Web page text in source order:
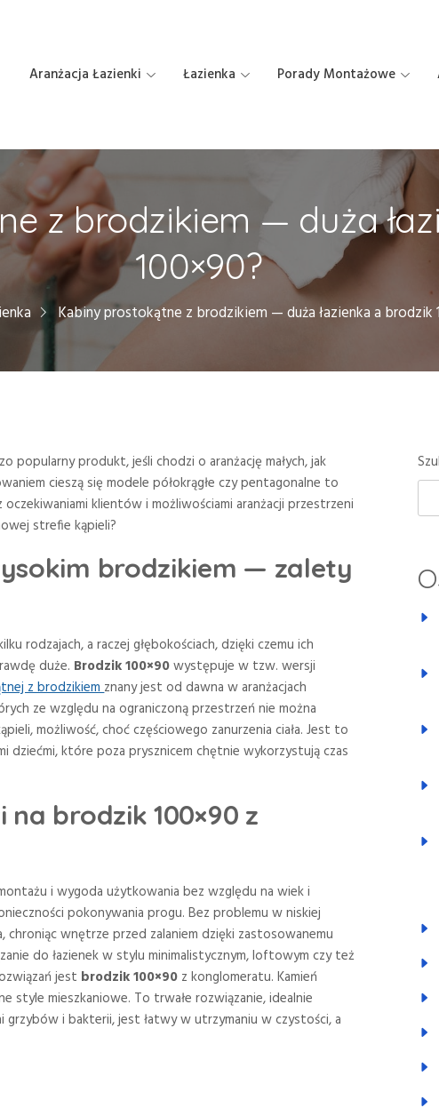
Aranżacja Łazienki Łazienka Porady Montażowe
z brodzikiem — duża
100×90?
Kabiny prostokątne z brodzikiem — duża łazienka a brodzik
popularny produkt, jeśli chodzi o aranżację małych, jak
cieszą się modele półokrągłe czy pentagonalne to
klientów i możliwościami aranżacji przestrzeni
strefie kąpieli?
brodzikiem — zalety
rodzajach, a raczej głębokościach, dzięki czemu ich
duże. Brodzik 100×90występuje w tzw. wersji
z brodzikiemznany jest od dawna w aranżacjach
ze względu na ograniczoną przestrzeń nie można
możliwość, choć częściowego zanurzenia ciała. Jest to
dziećmi, które poza prysznicem chętnie wykorzystują czas
brodzik 100×90 z
i wygoda użytkowania bez względu na wiek i
pokonywania progu. Bez problemu w niskiej
chroniąc wnętrze przed zalaniem dzięki zastosowanemu
do łazienek w stylu minimalistycznym, loftowym czy też
jest brodzik 100×90 z konglomeratu. Kamień
style mieszkaniowe. To trwałe rozwiązanie, idealnie
i bakterii, jest łatwy w utrzymaniu w czystości, a